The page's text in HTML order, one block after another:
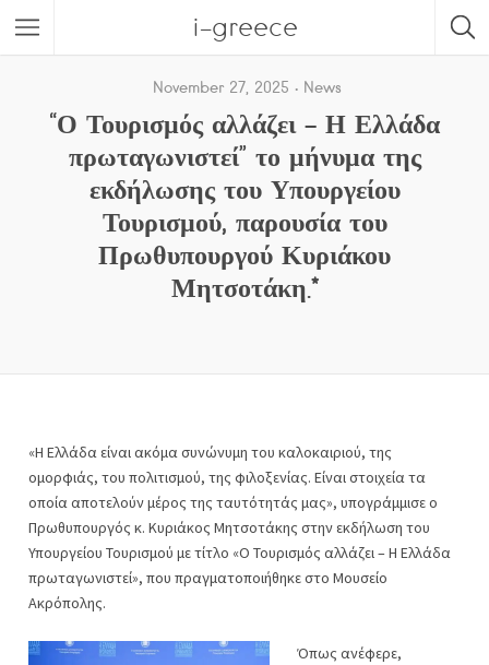
i-greece
November 27, 2025 News
“Ο Τουρισμός αλλάζει – Η Ελλάδα
πρωταγωνιστεί” το μήνυμα της
εκδήλωσης του Υπουργείου
Τουρισμού, παρουσία του
Πρωθυπουργού Κυριάκου
Μητσοτάκη.*
«Η Ελλάδα είναι ακόμα συνώνυμη του καλοκαιριού, της
ομορφιάς, του πολιτισμού, της φιλοξενίας. Είναι στοιχεία τα
οποία αποτελούν μέρος της ταυτότητάς μας», υπογράμμισε ο
Πρωθυπουργός κ. Κυριάκος Μητσοτάκης στην εκδήλωση του
Υπουργείου Τουρισμού με τίτλο «Ο Τουρισμός αλλάζει – Η Ελλάδα
πρωταγωνιστεί», που πραγματοποιήθηκε στο Μουσείο
Ακρόπολης.
Όπως ανέφερε,